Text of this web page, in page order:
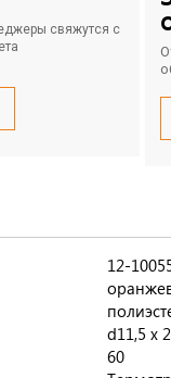
свяжутся с
12-
d11,5 х
60